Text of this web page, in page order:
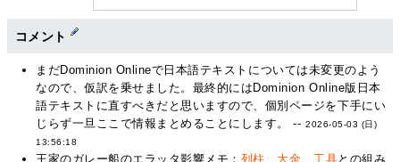
コメント
まだDominion Onlineで日本語テキストについては未変更のよう
なので、仮訳を乗せました。最終的にはDominion Online版日本
語テキストに直すべきだと思いますので、個別ページを下手にい
じらず一旦ここで情報まとめることにします。 -- 2026-05-03 (日)
13:56:18
王家のガレー船のエラッタ影響メモ： 列柱 、 大金、 工具との組み